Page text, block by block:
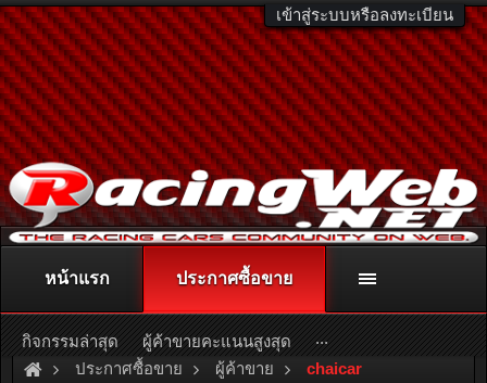
เข้าสู่ระบบหรือลงทะเบียน
ติดต่อลงโฆษณา racingweb@gmail.com
หรือโทร. 081-811-1138
หรืออ่านรายละเอียดเพิ่มเติม คลิกที่นี่
ประกาศซื้อขาย ผู้ค้าขาย chaicar
หน้าแรก ประกาศซื้อขาย
กิจกรรมล่าสุด ผู้ค้าขายคะแนนสูงสุด ...